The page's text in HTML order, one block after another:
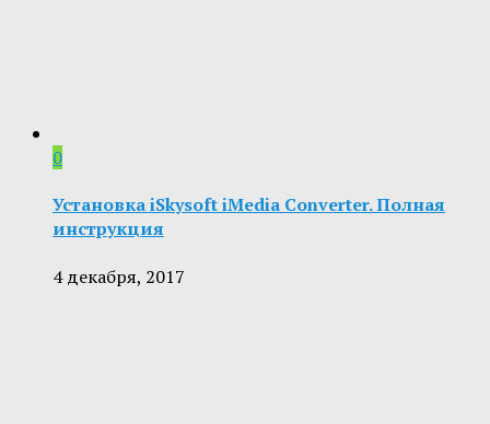
0
Установка iSkysoft iMedia Converter. Полная
инструкция
4 декабря, 2017